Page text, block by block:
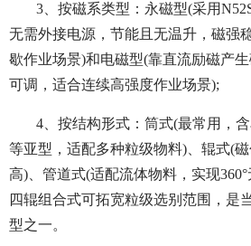
3、按磁系类型：永磁型(采用
无需外接电源，节能且无温升，磁强
歇作业场景)和电磁型(靠直流励磁产
可调，适合连续高强度作业场景);
4、按结构形式：筒式(最常用，
等亚型，适配多种粒级物料)、辊式(
高)、管道式(适配流体物料，实现
四辊组合式可拓宽粒级选别范围，是
型之一。